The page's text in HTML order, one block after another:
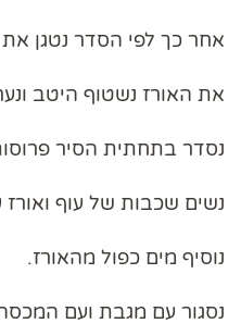
אחר כך לפי הסדר נטגן
את האורז נשטוף היטב
נסדר בתחתית הסיר
נשים שכבות של עוף ואורז
נוסיף מים כפול מהאורז.
נסגור עם מגבת ועם